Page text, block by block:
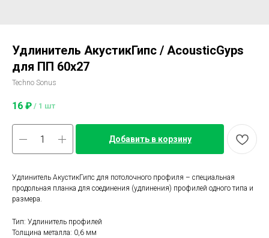
Удлинитель АкустикГипс / AcousticGyps
для ПП 60х27
Techno Sonus
16 ₽ / 1 шт
Добавить в корзину
Удлинитель АкустикГипс для потолочного профиля – специальная
продольная планка для соединения (удлинения) профилей одного типа и
размера.
Тип: Удлинитель профилей
Толщина металла: 0,6 мм